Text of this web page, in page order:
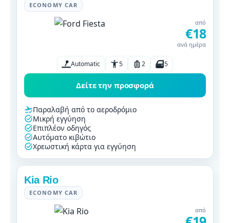
ECONOMY CAR
από
€18
ανά ημέρα
Automatic 5 2 5
Δείτε την προσφορά
Παραλαβή από το αεροδρόμιο
Μικρή εγγύηση
Επιπλέον οδηγός
Αυτόματο κιβώτιο
Χρεωστική κάρτα για εγγύηση
Kia Rio
ECONOMY CAR
από